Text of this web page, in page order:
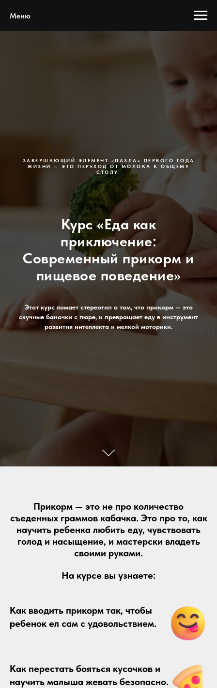
Меню
ЗАВЕРШАЮЩИЙ ЭЛЕМЕНТ «ПАЗЛА» ПЕРВОГО ГОДА
ЖИЗНИ — ЭТО ПЕРЕХОД ОТ МОЛОКА К ОБЩЕМУ
СТОЛУ.
Курс «Еда как
приключение:
Современный прикорм и
пищевое поведение»
Этот курс ломает стереотип о том, что прикорм — это
скучные баночки с пюре, и превращает еду в инструмент
развития интеллекта и мелкой моторики.
Прикорм — это не про количество
съеденных граммов кабачка. Это про то, как
научить ребенка любить еду, чувствовать
голод и насыщение, и мастерски владеть
своими руками.
На курсе вы узнаете:
Как вводить прикорм так, чтобы
ребенок ел сам с удовольствием.
Как перестать бояться кусочков и
научить малыша жевать безопасно.